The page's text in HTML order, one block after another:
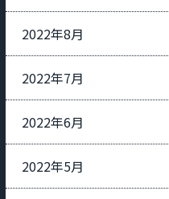
2022年8月
2022年7月
2022年6月
2022年5月